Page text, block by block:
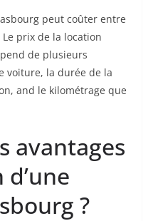
peut coûter entre
prix de la location
de plusieurs
voiture, la durée de la
and le kilométrage que
avantages
?